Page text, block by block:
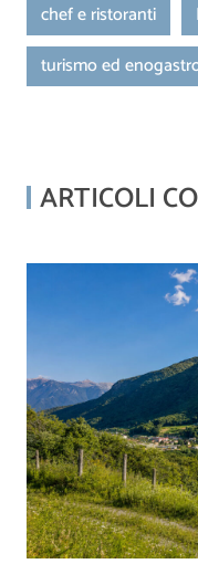
chef e ristoranti
turismo ed
ARTICOLI